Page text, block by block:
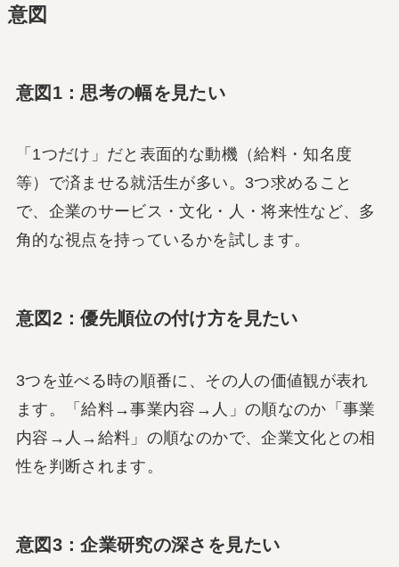
意図
意図1：思考の幅を見たい
「1つだけ」だと表面的な動機（給料・知名度
等）で済ませる就活生が多い。3つ求めること
で、企業のサービス・文化・人・将来性など、多
角的な視点を持っているかを試します。
意図2：優先順位の付け方を見たい
3つを並べる時の順番に、その人の価値観が表れ
ます。「給料→事業内容→人」の順なのか「事業
内容→人→給料」の順なのかで、企業文化との相
性を判断されます。
意図3：企業研究の深さを見たい